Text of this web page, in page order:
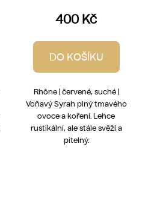
400 Kč
DO KOŠÍKU
Rhône | červené, suché |
Voňavý Syrah plný tmavého
ovoce a koření. Lehce
rustikální, ale stále svěží a
pitelný.